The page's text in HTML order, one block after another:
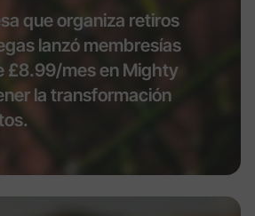
que organiza retiros
lanzó membresías
£8.99/mes en Mighty
la transformación